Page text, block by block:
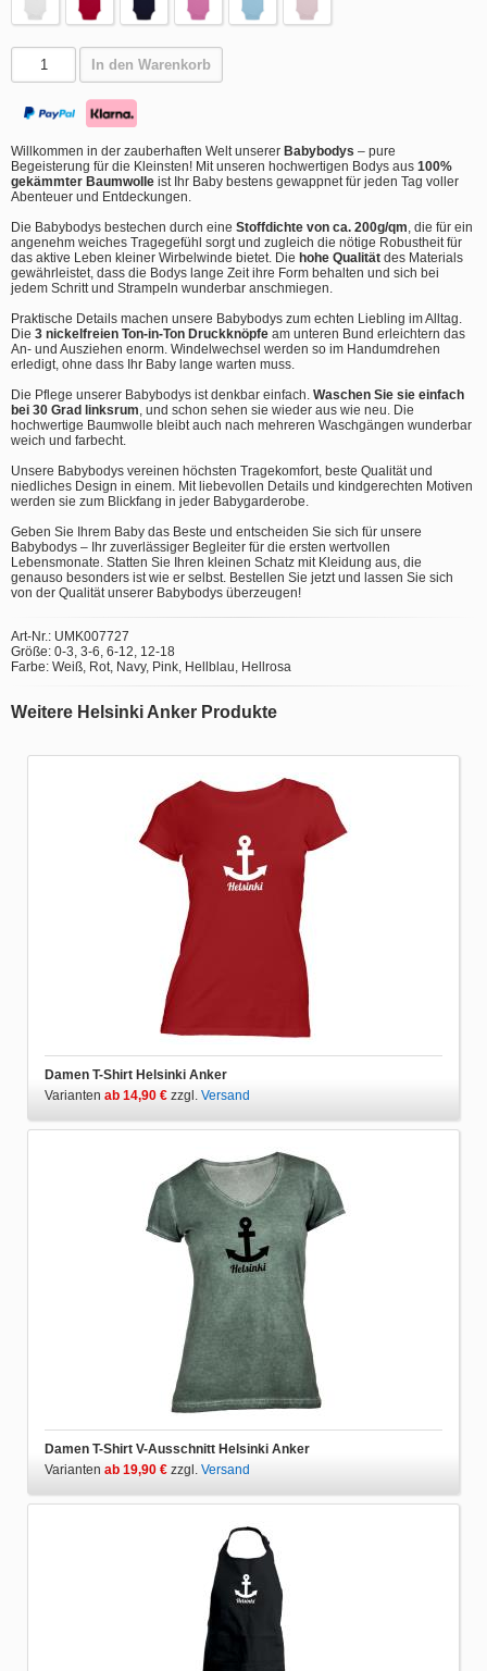
In den Warenkorb
Willkommen in der zauberhaften Welt unserer Babybodys – pure
Begeisterung für die Kleinsten! Mit unseren hochwertigen Bodys aus 100%
gekämmter Baumwolle ist Ihr Baby bestens gewappnet für jeden Tag voller
Abenteuer und Entdeckungen.
Die Babybodys bestechen durch eine Stoffdichte von ca. 200g/qm , die für ein
angenehm weiches Tragegefühl sorgt und zugleich die nötige Robustheit für
das aktive Leben kleiner Wirbelwinde bietet. Die hohe Qualität des Materials
gewährleistet, dass die Bodys lange Zeit ihre Form behalten und sich bei
jedem Schritt und Strampeln wunderbar anschmiegen.
Praktische Details machen unsere Babybodys zum echten Liebling im Alltag.
Die 3 nickelfreien Ton-in-Ton Druckknöpfe am unteren Bund erleichtern das
An- und Ausziehen enorm. Windelwechsel werden so im Handumdrehen
erledigt, ohne dass Ihr Baby lange warten muss.
Die Pflege unserer Babybodys ist denkbar einfach. Waschen Sie sie einfach
bei 30 Grad linksrum , und schon sehen sie wieder aus wie neu. Die
hochwertige Baumwolle bleibt auch nach mehreren Waschgängen wunderbar
weich und farbecht.
Unsere Babybodys vereinen höchsten Tragekomfort, beste Qualität und
niedliches Design in einem. Mit liebevollen Details und kindgerechten Motiven
werden sie zum Blickfang in jeder Babygarderobe.
Geben Sie Ihrem Baby das Beste und entscheiden Sie sich für unsere
Babybodys – Ihr zuverlässiger Begleiter für die ersten wertvollen
Lebensmonate. Statten Sie Ihren kleinen Schatz mit Kleidung aus, die
genauso besonders ist wie er selbst. Bestellen Sie jetzt und lassen Sie sich
von der Qualität unserer Babybodys überzeugen!
Art-Nr.: UMK007727
Größe: 0-3, 3-6, 6-12, 12-18
Farbe: Weiß, Rot, Navy, Pink, Hellblau, Hellrosa
Weitere Helsinki Anker Produkte
Damen T-Shirt Helsinki Anker
Varianten ab 14,90 € zzgl. Versand
Damen T-Shirt V-Ausschnitt Helsinki Anker
Varianten ab 19,90 € zzgl. Versand